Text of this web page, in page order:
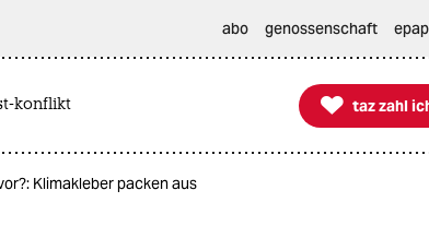
abo genossenschaft
konflikt 
taz zahl ich
taz zahl
Klimakleber packen aus